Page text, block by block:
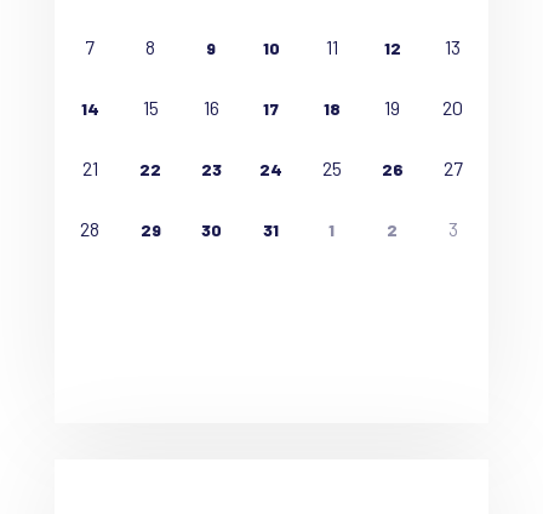
7 8 9 10 11 12 13
14 15 16 17 18 19 20
21 22 23 24 25 26 27
28 29 30 31 1 2 3